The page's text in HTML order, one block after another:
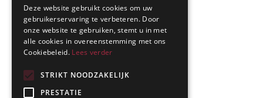
Footer
navigation
Home
Studieaanbod
Footer
midden
Deze website gebruikt cookies om uw
gebruikerservaring te verbeteren. Door
onze website te gebruiken, stemt u in met
alle cookies in overeenstemming met ons
Cookiebeleid. Lees verder
STRIKT NOODZAKELIJK
PRESTATIE